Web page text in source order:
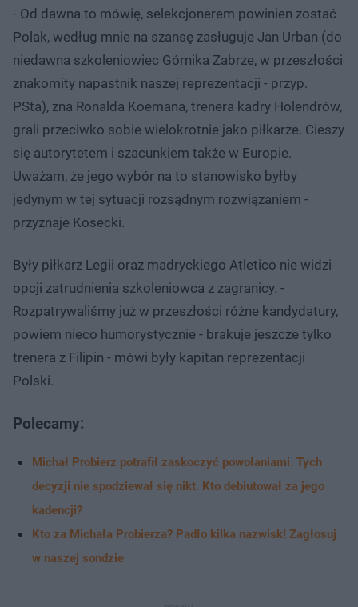
- Od dawna to mówię, selekcjonerem powinien zostać
Polak, według mnie na szansę zasługuje Jan Urban (do
niedawna szkoleniowiec Górnika Zabrze, w przeszłości
znakomity napastnik naszej reprezentacji - przyp.
PSta), zna Ronalda Koemana, trenera kadry Holendrów,
grali przeciwko sobie wielokrotnie jako piłkarze. Cieszy
się autorytetem i szacunkiem także w Europie.
Uważam, że jego wybór na to stanowisko byłby
jedynym w tej sytuacji rozsądnym rozwiązaniem -
przyznaje Kosecki.
Były piłkarz Legii oraz madryckiego Atletico nie widzi
opcji zatrudnienia szkoleniowca z zagranicy. -
Rozpatrywaliśmy już w przeszłości różne kandydatury,
powiem nieco humorystycznie - brakuje jeszcze tylko
trenera z Filipin - mówi były kapitan reprezentacji
Polski.
Polecamy:
Michał Probierz potrafił zaskoczyć powołaniami. Tych
decyzji nie spodziewał się nikt. Kto debiutował za jego
kadencji?
Kto za Michała Probierza? Padło kilka nazwisk! Zagłosuj
w naszej sondzie